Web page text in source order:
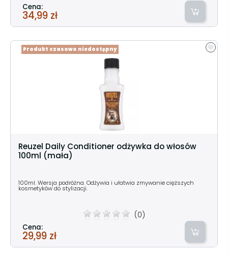
Cena:
34,99 zł
Reuzel Daily Conditioner odżywka do włosów
100ml (mała)
100ml. Wersja podróżna. Odżywia i ułatwia zmywanie cięższych
kosmetyków do stylizacji.
(0)
Cena:
29,99 zł
Produkt czasowo niedostępny